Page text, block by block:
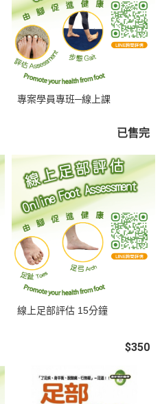
專案學員專班─線上課
已售完
線上足部評估 15分鐘
$350